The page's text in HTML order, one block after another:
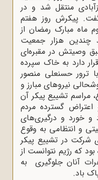
منتقل شد و در
پیکرش روز هفتم
و سوم ماه مبارک رمضان از
چندین هزار جمعیت
وصیتش در مقبره‌ای
دارد به خاک سپرده
ترور حسنعلی منصور
نیروهای مبارز و
مراسم تشییع پیکر آن
گسترده مردم
و خورد و درگیری‌های
و انتظامی به وقوع
شرکت در تشییع پیکر
که رژیم نتوانست از
آنان جلوگیری به
باد.